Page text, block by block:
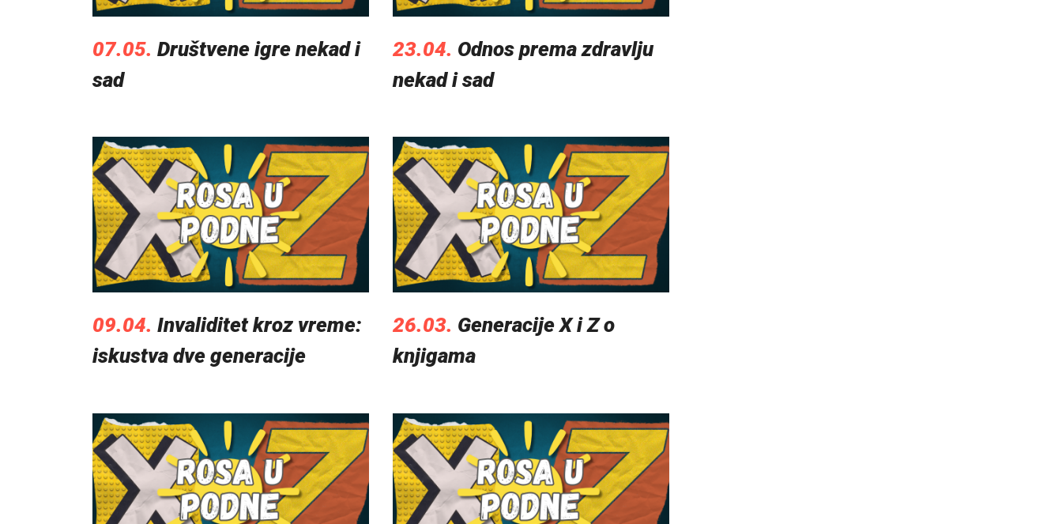
07.05. Društvene igre nekad i
sad
23.04. Odnos prema zdravlju
nekad i sad
09.04. Invaliditet kroz vreme:
iskustva dve generacije
26.03. Generacije X i Z o
knjigama